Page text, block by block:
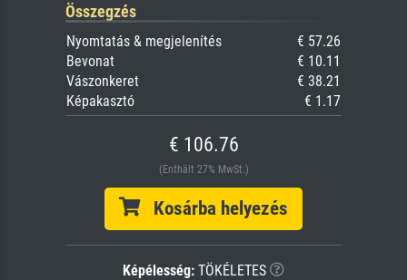
Összegzés
Nyomtatás & megjelenítés
€ 57.26
Bevonat
€ 10.11
Vászonkeret
€ 38.21
Képakasztó
€ 1.17
€ 106.76
(Enthält 27% MwSt.)
Kosárba helyezés
Képélesség: TÖKÉLETES